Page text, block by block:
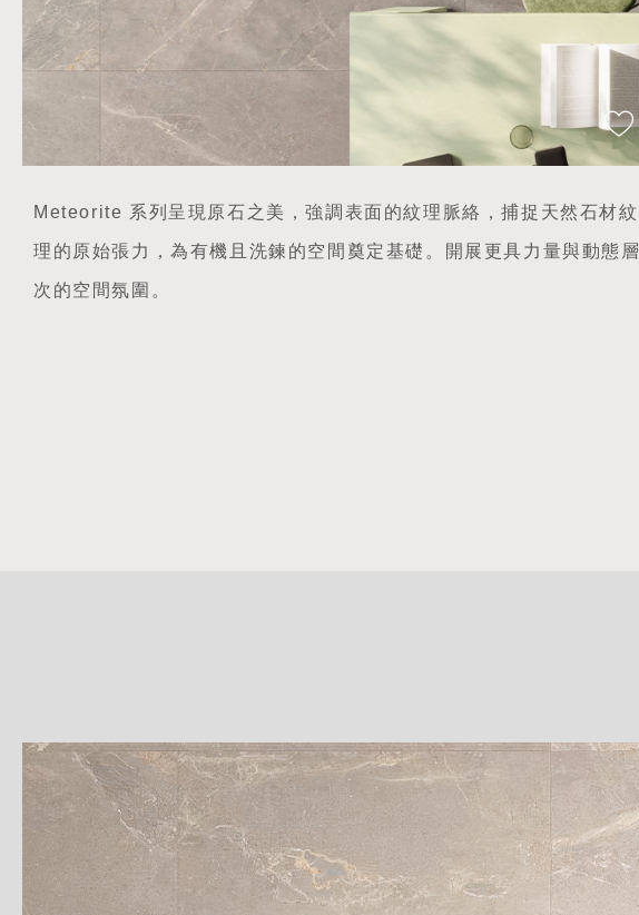
Meteorite 系列呈現原石之美，強調表面的紋理脈絡，捕捉天然石材紋
理的原始張力，為有機且洗鍊的空間奠定基礎。開展更具力量與動態層
次的空間氛圍。
介
紹